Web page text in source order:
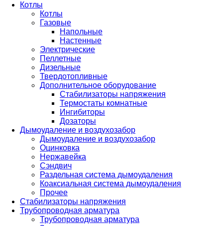
Котлы
Котлы
Газовые
Напольные
Настенные
Электрические
Пеллетные
Дизельные
Твердотопливные
Дополнительное оборудование
Стабилизаторы напряжения
Термостаты комнатные
Ингибиторы
Дозаторы
Дымоудаление и воздухозабор
Дымоудаление и воздухозабор
Оцинковка
Нержавейка
Сэндвич
Раздельная система дымоудаления
Коаксиальная система дымоудаления
Прочее
Стабилизаторы напряжения
Трубопроводная арматура
Трубопроводная арматура